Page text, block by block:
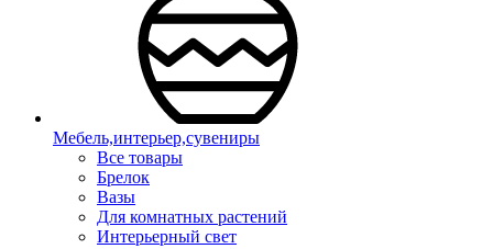
Мебель,интерьер,сувениры
Все товары
Брелок
Вазы
Для комнатных растений
Интерьерный свет